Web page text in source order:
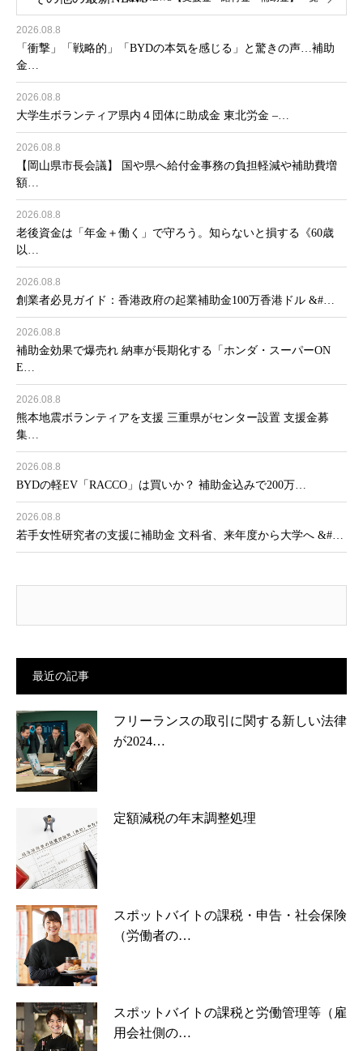
2026.08.8
「衝撃」「戦略的」「BYDの本気を感じる」と驚きの声…補助
金…
2026.08.8
大学生ボランティア県内４団体に助成金 東北労金 –…
2026.08.8
【岡山県市長会議】 国や県へ給付金事務の負担軽減や補助費増
額…
2026.08.8
老後資金は「年金＋働く」で守ろう。知らないと損する《60歳
以…
2026.08.8
創業者必見ガイド：香港政府の起業補助金100万香港ドル &#…
2026.08.8
補助金効果で爆売れ 納車が長期化する「ホンダ・スーパーON
E…
2026.08.8
熊本地震ボランティアを支援 三重県がセンター設置 支援金募
集…
2026.08.8
BYDの軽EV「RACCO」は買いか？ 補助金込みで200万…
2026.08.8
若手女性研究者の支援に補助金 文科省、来年度から大学へ &#…
最近の記事
フリーランスの取引に関する新しい法律
が2024…
定額減税の年末調整処理
スポットバイトの課税・申告・社会保険
（労働者の…
スポットバイトの課税と労働管理等（雇
用会社側の…